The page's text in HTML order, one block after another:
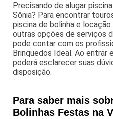
Precisando de alugar
Sônia? Para encontrar
piscina de bolinha e
outras opções de serviços
pode contar com os
Brinquedos Ideal. Ao
poderá esclarecer suas
disposição.
Para saber mais
Bolinhas Festas na